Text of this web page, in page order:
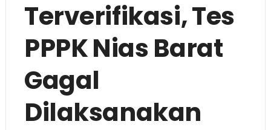
Terverifikasi, Tes
PPPK Nias Barat
Gagal
Dilaksanakan